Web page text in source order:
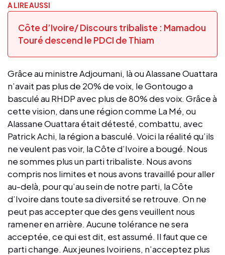
A LIRE AUSSI
Côte d’Ivoire/ Discours tribaliste : Mamadou
Touré descend le PDCI de Thiam
Grâce au ministre Adjoumani, là ou Alassane Ouattara
n’avait pas plus de 20% de voix, le Gontougo a
basculé au RHDP avec plus de 80% des voix. Grâce à
cette vision, dans une région comme La Mé, ou
Alassane Ouattara était détesté, combattu, avec
Patrick Achi, la région a basculé. Voici la réalité qu’ils
ne veulent pas voir, la Côte d’Ivoire a bougé. Nous
ne sommes plus un parti tribaliste. Nous avons
compris nos limites et nous avons travaillé pour aller
au-delà, pour qu’au sein de notre parti, la Côte
d’Ivoire dans toute sa diversité se retrouve. On ne
peut pas accepter que des gens veuillent nous
ramener en arrière. Aucune tolérance ne sera
acceptée, ce qui est dit, est assumé. Il faut que ce
parti change. Aux jeunes Ivoiriens, n’acceptez plus